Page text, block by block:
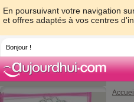
En poursuivant votre navigation
et offres adaptés à vos centres
Bonjour !
Accueil